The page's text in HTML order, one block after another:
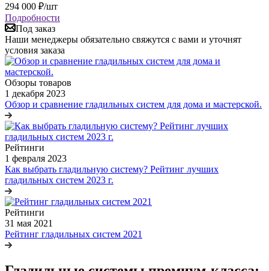
294 000 ₽/шт
Подробности
Под заказ
Наши менеджеры обязательно свяжутся с вами и уточнят
условия заказа
Обзоры товаров
1 декабря 2023
Обзор и сравнение гладильных систем для дома и мастерской.
Рейтинги
1 февраля 2023
Как выбрать гладильную систему? Рейтинг лучших
гладильных систем 2023 г.
Рейтинги
31 мая 2021
Рейтинг гладильных систем 2021